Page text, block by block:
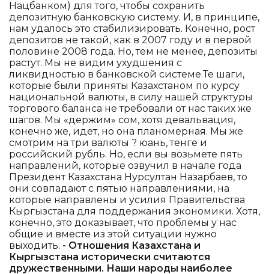
Нацбанком) для того, чтобы сохранить
депозитную банковскую систему. И, в принципе,
нам удалось это стабилизировать. Конечно, рост
депозитов не такой, как в 2007 году и в первой
половине 2008 года. Но, тем не менее, депозиты
растут. Мы не видим ухудшения с
ликвидностью в банковской системе.Те шаги,
которые были приняты Казахстаном по курсу
национальной валюты, в силу нашей структуры
торгового баланса не требовали от нас таких же
шагов. Мы «держим» сом, хотя девальвация,
конечно же, идет, но она планомерная. Мы же
смотрим на три валюты ? юань, тенге и
российский рубль. Но, если вы возьмете пять
направлений, которые озвучил в начале года
Президент Казахстана Нурсултан Назарбаев, то
они совпадают с пятью направлениями, на
которые направлены и усилия Правительства
Кыргызстана для поддержания экономики. Хотя,
конечно, это доказывает, что проблемы у нас
общие и вместе из этой ситуации нужно
выходить. - Отношения Казахстана и
Кыргызстана исторически считаются
дружественными. Наши народы наиболее